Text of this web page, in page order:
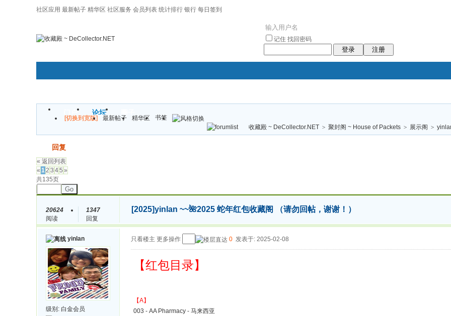
社区应用 最新帖子 精华区 社区服务 会员列表 统计排行 银行 每日签到
记住 找回密码
登录 注册
门户 论坛
褔
袠袠袥眩褦
[切换到宽版] 最新帖子 精华区
书签
收藏殿 ~ DeCollector.NET > 聚封阁 ~ House of Packets > 展示阁 >
回复
« 返回列表
« 12 3 45 »
共135页
Go
20624
阅读
1347
回复
[2025]yinlan ~~🌺2025 蛇年红包收藏阁 （请勿回帖，谢谢！）
yinlan
级别: 白金会员
只看楼主 更多操作 0 发表于: 2025-02-08
【红包目录】
【A】
003 - AA Pharmacy - 马来西亚